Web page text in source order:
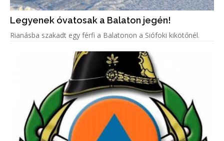
Legyenek óvatosak a Balaton jegén!
Rianásba szakadt egy férfi a Balatonon a Siófoki kikötőnél.